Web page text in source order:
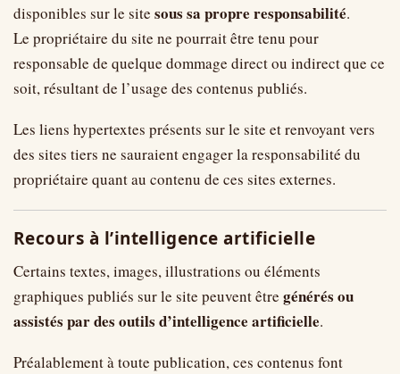
disponibles sur le site sous sa propre responsabilité.
Le propriétaire du site ne pourrait être tenu pour
responsable de quelque dommage direct ou indirect que ce
soit, résultant de l’usage des contenus publiés.
Les liens hypertextes présents sur le site et renvoyant vers
des sites tiers ne sauraient engager la responsabilité du
propriétaire quant au contenu de ces sites externes.
Recours à l’intelligence artificielle
Certains textes, images, illustrations ou éléments
graphiques publiés sur le site peuvent être générés ou
assistés par des outils d’intelligence artificielle.
Préalablement à toute publication, ces contenus font